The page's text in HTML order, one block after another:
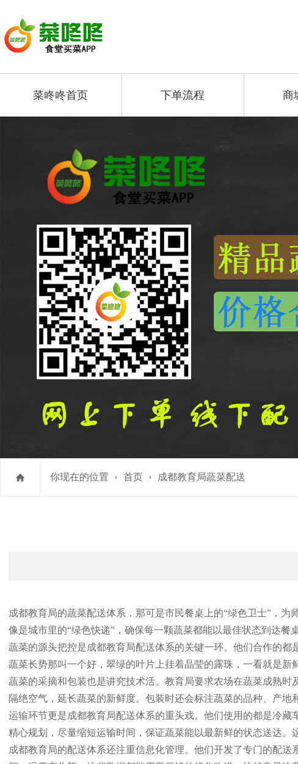
菜咚咚首页 下单流程 商
你现在的位置 首页 成都教育局蔬菜配送
成都教育局的蔬菜配送体系，那可是市民餐桌上的“绿色卫士”，
像是城市里的“绿色快递”，确保每一颗蔬菜都能以最佳状态到达餐
蔬菜的源头把控是成都教育局配送体系的关键一环。他们合作的
蔬菜长势那叫一个好，翠绿的叶片上挂着晶莹的露珠，一看就是
蔬菜的采摘和包装也是讲究技术活。教育局要求农场在蔬菜成熟
隔绝空气，延长蔬菜的新鲜度。包装时还会标注蔬菜的品种、产地
运输环节更是成都教育局配送体系的重头戏。他们使用的都是冷
精心规划，尽量缩短运输时间，保证蔬菜能以最新鲜的状态送达。
成都教育局的配送体系还注重信息化管理。他们开发了专门的配